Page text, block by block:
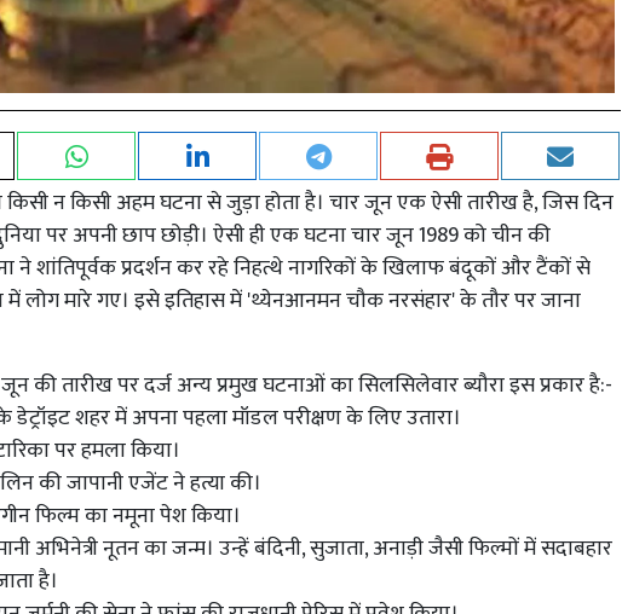
किसी न किसी अहम घटना से जुड़ा होता है। चार जून एक ऐसी तारीख है, जिस दिन
पर अपनी छाप छोड़ी। ऐसी ही एक घटना चार जून 1989 को चीन की
ने शांतिपूर्वक प्रदर्शन कर रहे निहत्थे नागरिकों के खिलाफ बंदूकों और टैंकों से
में लोग मारे गए। इसे इतिहास में 'थ्येनआनमन चौक नरसंहार' के तौर पर जाना
की तारीख पर दर्ज अन्य प्रमुख घटनाओं का सिलसिलेवार ब्यौरा इस प्रकार है:-
डेट्रॉइट शहर में अपना पहला मॉडल परीक्षण के लिए उतारा।
पर हमला किया।
की जापानी एजेंट ने हत्या की।
फिल्म का नमूना पेश किया।
अभिनेत्री नूतन का जन्म। उन्हें बंदिनी, सुजाता, अनाड़ी जैसी फिल्मों में सदाबहार
है।